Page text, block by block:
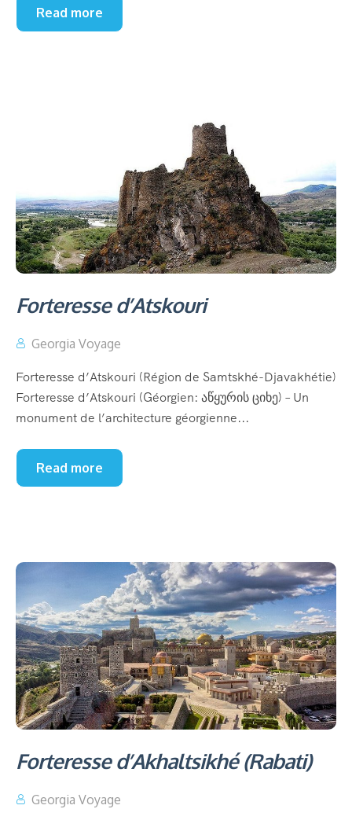
Read more
Forteresse d’Atskouri
Georgia Voyage
Forteresse d’Atskouri (Région de Samtskhé-Djavakhétie)
Forteresse d’Atskouri (Géorgien: აწყურის ციხე) – Un
monument de l’architecture géorgienne...
Read more
Forteresse d’Akhaltsikhé (Rabati)
Georgia Voyage